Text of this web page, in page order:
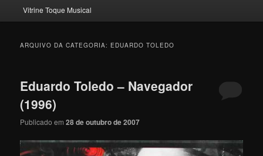
Vitrine Toque Musical
ARQUIVO DA CATEGORIA: EDUARDO TOLEDO
Eduardo Toledo – Navegador
(1996)
Publicado em28 de outubro de 2007